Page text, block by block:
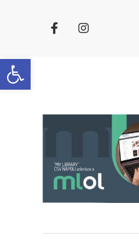
Apri la barra degli strumenti